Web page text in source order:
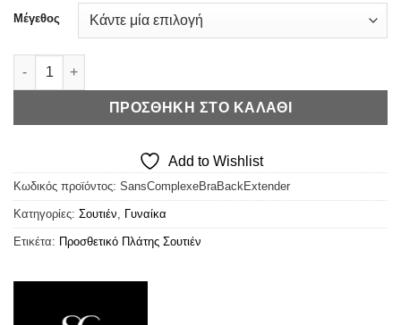
was:
€7,50.
τιμή
είναι:
Μέγεθος
Sans Complexe Bra Back Extender - Προσθετικό Πλάτης
ΠΡΟΣΘΉΚΗ ΣΤΟ ΚΑΛΆΘΙ
Add to Wishlist
Κωδικός προϊόντος: SansComplexeBraBackExtender
Κατηγορίες: Σουτιέν, Γυναίκα
Ετικέτα: Προσθετικό Πλάτης Σουτιέν